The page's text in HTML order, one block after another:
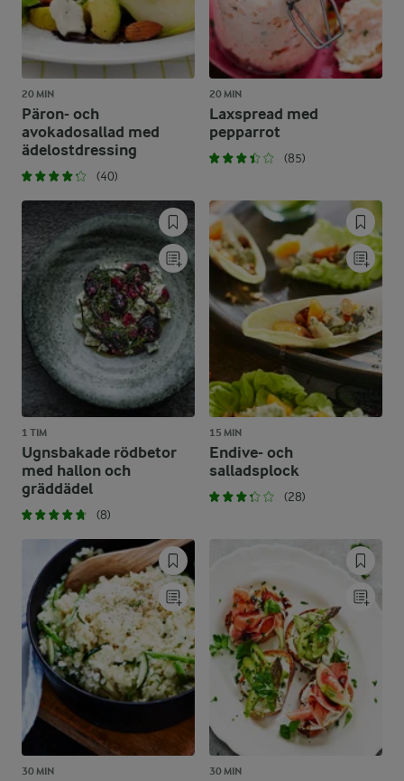
20 MIN
Päron- och
avokadosallad med
ädelostdressing
(40)
20 MIN
Laxspread med
pepparrot
(85)
1 TIM
Ugnsbakade rödbetor
med hallon och
gräddädel
(8)
15 MIN
Endive- och
salladsplock
(28)
30 MIN 30 MIN